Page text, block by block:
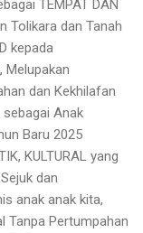
TEMPAT DAN
Tolikara dan Tanah
kepada
Melupakan
dan Kekhilafan
sebagai Anak
Baru 2025
KULTURAL yang
dan
anak anak kita,
Tanpa Pertumpahan